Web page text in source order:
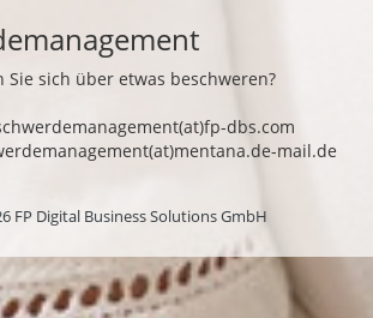
Sie sich über etwas beschweren?
dbs.com
mail.de
FP Digital Business Solutions GmbH